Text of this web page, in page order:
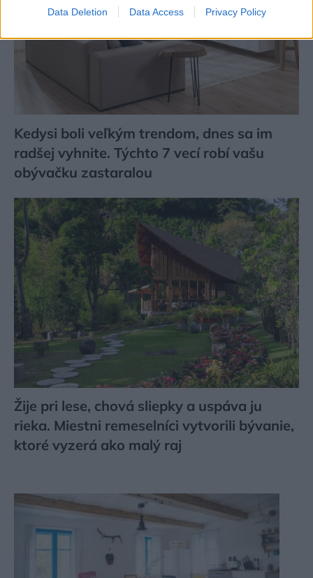
Data Deletion Data Access Privacy Policy
Kedysi boli veľkým trendom, dnes sa im
radšej vyhnite. Týchto 7 vecí robí vašu
obývačku zastaralou
Žije pri lese, chová sliepky a uspáva ju
rieka. Miestni remeselníci vytvorili bývanie,
ktoré vyzerá ako malý raj